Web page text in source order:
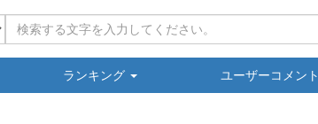
ランキング ユーザーコメント